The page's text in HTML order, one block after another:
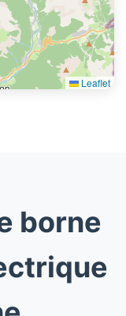
Leaflet
borne